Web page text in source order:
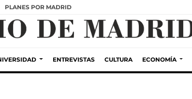
PLANES POR MADRID
ENTREVISTAS CULTURA ECONOMÍA